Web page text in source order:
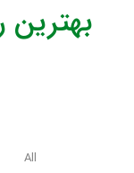
بهترین
All